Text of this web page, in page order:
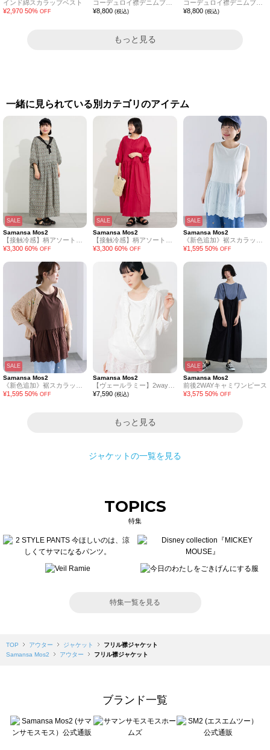
インド綿スカラップベスト
¥2,970 50% OFF
¥8,800 (税込)
コーデュロイ襟デニムブルゾン
¥8,800 (税込)
もっと見る
一緒に見られている別カテゴリのアイテム
SALE
Samansa Mos2
¥3,300 60% OFF
SALE
Samansa Mos2
¥3,300 60%OFF
SALE
Samansa Mos2
¥1,595 50% OFF
SALE
Samansa Mos2
《新色追加》裾スカラップレースノースリーブインナー
¥1,595 50% OFF
Samansa Mos2
【ヴェールラミー】2wayフリルブラウス
¥7,590 (税込)
SALE
Samansa Mos2
前後2WAYキャミワンピース
¥3,575 50% OFF
もっと見る
ジャケットの一覧を見る
TOPICS
特集
特集一覧を見る
TOP アウター ジャケット
フリル襟ジャケット
Samansa Mos2
アウター フリル襟ジャケット
ブランド一覧